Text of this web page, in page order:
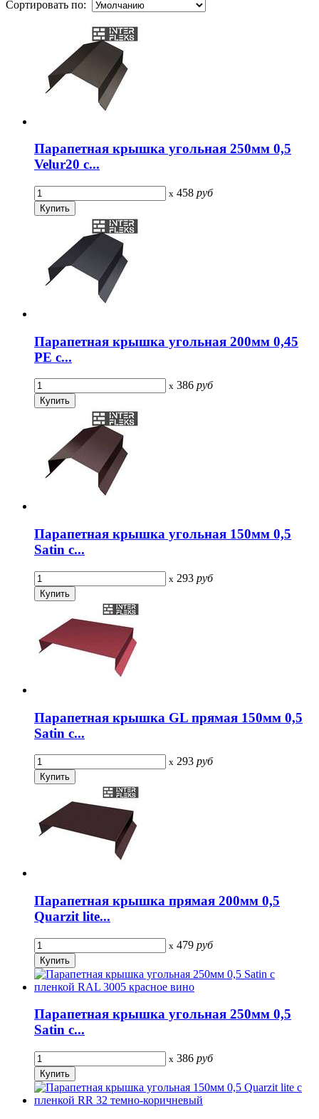
Сортировать по:
Парапетная крышка угольная 250мм 0,5
Velur20 с...
x 458 руб
Парапетная крышка угольная 200мм 0,45
PE с...
x 386 руб
Парапетная крышка угольная 150мм 0,5
Satin с...
x 293 руб
Парапетная крышка GL прямая 150мм 0,5
Satin с...
x 293 руб
Парапетная крышка прямая 200мм 0,5
Quarzit lite...
x 479 руб
Парапетная крышка угольная 250мм 0,5
Satin с...
x 386 руб